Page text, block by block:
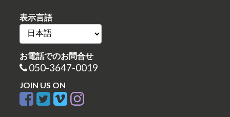
表示言語
お電話でのお問合せ
050-3647-0019
JOIN US ON